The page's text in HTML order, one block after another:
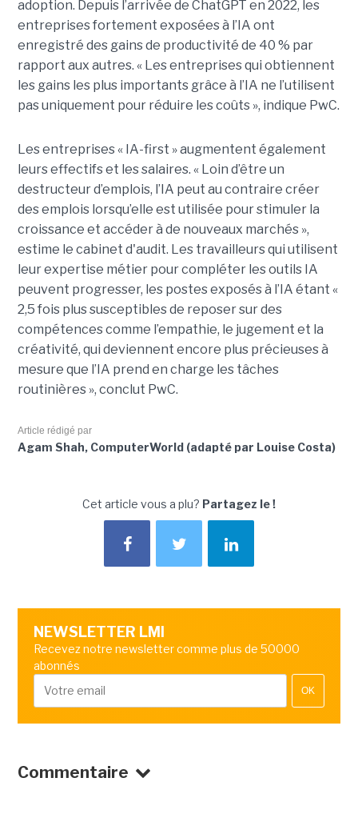
adoption. Depuis l’arrivée de ChatGPT en 2022, les
entreprises fortement exposées à l’IA ont
enregistré des gains de productivité de 40 % par
rapport aux autres. « Les entreprises qui obtiennent
les gains les plus importants grâce à l’IA ne l’utilisent
pas uniquement pour réduire les coûts », indique PwC.
Les entreprises « IA-first » augmentent également
leurs effectifs et les salaires. « Loin d’être un
destructeur d’emplois, l’IA peut au contraire créer
des emplois lorsqu’elle est utilisée pour stimuler la
croissance et accéder à de nouveaux marchés »,
estime le cabinet d'audit. Les travailleurs qui utilisent
leur expertise métier pour compléter les outils IA
peuvent progresser, les postes exposés à l’IA étant «
2,5 fois plus susceptibles de reposer sur des
compétences comme l’empathie, le jugement et la
créativité, qui deviennent encore plus précieuses à
mesure que l’IA prend en charge les tâches
routinières », conclut PwC.
Article rédigé par
Agam Shah, ComputerWorld (adapté par Louise Costa)
Cet article vous a plu? Partagez le !
NEWSLETTER LMI
Recevez notre newsletter comme plus de 50000
abonnés
OK
Commentaire